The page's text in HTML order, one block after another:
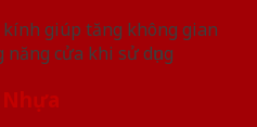
kính giúp tăng không gian
cửa khi sử dụng